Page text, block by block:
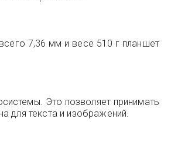
7,36 мм и весе 510 г планшет
Это позволяет принимать
для текста и изображений.